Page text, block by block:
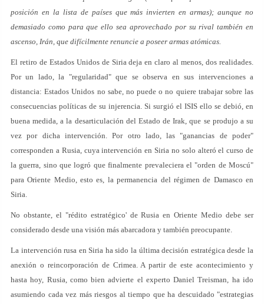
posición en la lista de países que más invierten en armas); aunque no
demasiado como para que ello sea aprovechado por su rival también en
ascenso, Irán, que difícilmente renuncie a poseer armas atómicas.
El retiro de Estados Unidos de Siria deja en claro al menos, dos realidades.
Por un lado, la "regularidad" que se observa en sus intervenciones a
distancia: Estados Unidos no sabe, no puede o no quiere trabajar sobre las
consecuencias políticas de su injerencia. Si surgió el ISIS ello se debió, en
buena medida, a la desarticulación del Estado de Irak, que se produjo a su
vez por dicha intervención. Por otro lado, las "ganancias de poder"
corresponden a Rusia, cuya intervención en Siria no solo alteró el curso de
la guerra, sino que logró que finalmente prevaleciera el "orden de Moscú"
para Oriente Medio, esto es, la permanencia del régimen de Damasco en
Siria.
No obstante, el "rédito estratégico' de Rusia en Oriente Medio debe ser
considerado desde una visión más abarcadora y también preocupante.
La intervención rusa en Siria ha sido la última decisión estratégica desde la
anexión o reincorporación de Crimea. A partir de este acontecimiento y
hasta hoy, Rusia, como bien advierte el experto Daniel Treisman, ha ido
asumiendo cada vez más riesgos al tiempo que ha descuidado "estrategias